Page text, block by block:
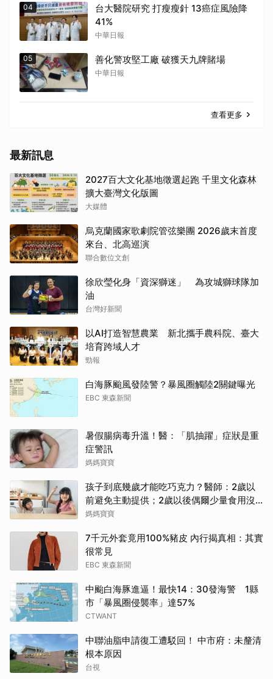
04
台大醫院研究 打瘦瘦針 13癌症風險降
41%
中華日報
05 善化警攻堅工廠 破獲天九牌賭場
中華日報
查看更多
最新訊息
2027百大文化基地徵選起跑 千里文化森林
擴大臺灣文化版圖
大媒體
烏克蘭國家歌劇院管弦樂團 2026歲末首度
來台、北高巡演
聯合數位文創
徐欣瑩化身「資深獅迷」 為攻城獅球隊加
油
台灣好新聞
以AI打造智慧農業 新北攜手農科院、臺大
培育跨域人才
勁報
白海豚颱風發陸警？暴風圈觸陸2關鍵曝光
EBC 東森新聞
暑假腸病毒升溫！醫：「肌抽躍」症狀是重
症警訊
媽媽寶寶
孩子到底幾歲才能吃巧克力？醫師：2歲以
前避免主動提供；2歲以後偶爾少量食用沒
問題
媽媽寶寶
7千元外套竟用100%豬皮 內行揭真相：其實
很常見
EBC 東森新聞
中颱白海豚進逼！最快14：30發海警 1縣
市「暴風圈侵襲率」達57%
CTWANT
中聯油脂申請復工遭駁回！ 中市府：未釐清
根本原因
台視